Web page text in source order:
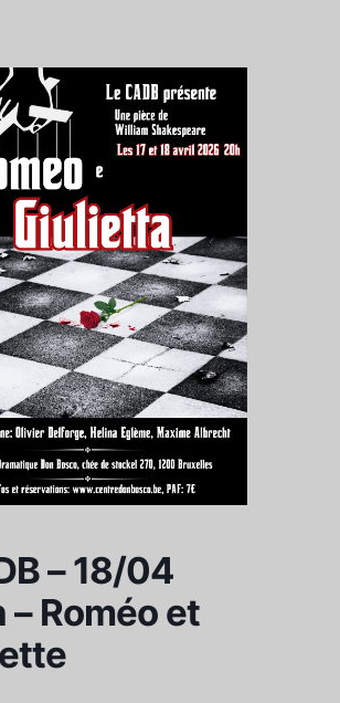
– 18/04
– Roméo et